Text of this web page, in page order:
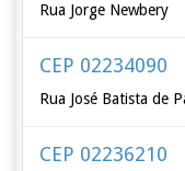
Rua Jorge Newbery
CEP 02234090
Rua José Batista de
CEP 02236210